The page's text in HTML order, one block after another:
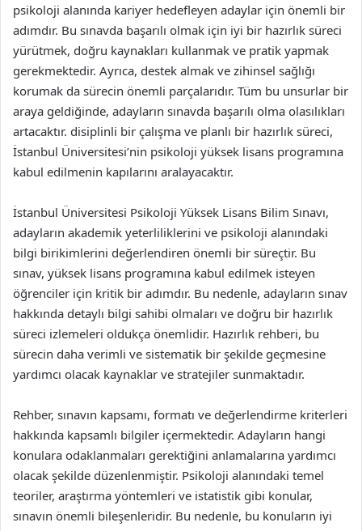
psikoloji alanında kariyer hedefleyen adaylar için önemli bir
adımdır. Bu sınavda başarılı olmak için iyi bir hazırlık süreci
yürütmek, doğru kaynakları kullanmak ve pratik yapmak
gerekmektedir. Ayrıca, destek almak ve zihinsel sağlığı
korumak da sürecin önemli parçalarıdır. Tüm bu unsurlar bir
araya geldiğinde, adayların sınavda başarılı olma olasılıkları
artacaktır. disiplinli bir çalışma ve planlı bir hazırlık süreci,
İstanbul Üniversitesi’nin psikoloji yüksek lisans programına
kabul edilmenin kapılarını aralayacaktır.
İstanbul Üniversitesi Psikoloji Yüksek Lisans Bilim Sınavı,
adayların akademik yeterliliklerini ve psikoloji alanındaki
bilgi birikimlerini değerlendiren önemli bir süreçtir. Bu
sınav, yüksek lisans programına kabul edilmek isteyen
öğrenciler için kritik bir adımdır. Bu nedenle, adayların sınav
hakkında detaylı bilgi sahibi olmaları ve doğru bir hazırlık
süreci izlemeleri oldukça önemlidir. Hazırlık rehberi, bu
sürecin daha verimli ve sistematik bir şekilde geçmesine
yardımcı olacak kaynaklar ve stratejiler sunmaktadır.
Rehber, sınavın kapsamı, formatı ve değerlendirme kriterleri
hakkında kapsamlı bilgiler içermektedir. Adayların hangi
konulara odaklanmaları gerektiğini anlamalarına yardımcı
olacak şekilde düzenlenmiştir. Psikoloji alanındaki temel
teoriler, araştırma yöntemleri ve istatistik gibi konular,
sınavın önemli bileşenleridir. Bu nedenle, bu konuların iyi